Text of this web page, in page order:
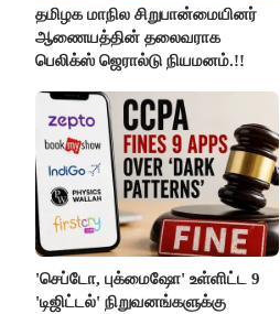
தமிழக மாநில சிறுபான்மையினர்
ஆணையத்தின் தலைவராக
பெலிக்ஸ் ஜெரால்டு நியமனம்.!!
'செப்டோ, புக்மைஷோ' உள்ளிட்ட 9
'டிஜிட்டல்' நிறுவனங்களுக்கு